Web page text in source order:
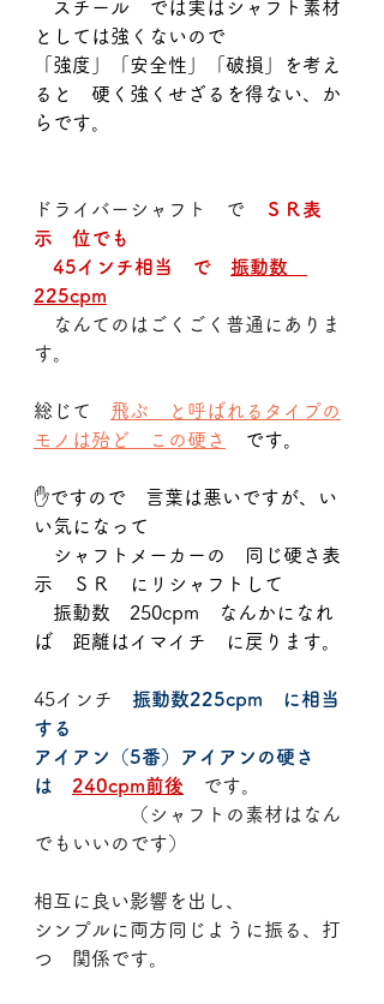
スチール　では実はシャフト素材
としては強くないので
「強度」「安全性」「破損」を考え
ると　硬く強くせざるを得ない、か
らです。
ドライバーシャフト　で
ＳＲ表
示　位でも
45インチ相当　で 振動数
225cpm
なんてのはごくごく普通にありま
す。
総じて 飛ぶ　と呼ばれるタイプの
モノは殆ど　この硬さ
です。
✋ですので　言葉は悪いですが、い
い気になって
シャフトメーカーの　同じ硬さ表
示　ＳＲ　にリシャフトして
振動数　250cpm　なんかになれ
ば　距離はイマイチ　に戻ります。
45インチ 振動数225cpm　に相当
する
アイアン（5番）アイアンの硬さ
は 240cpm前後 です。
（シャフトの素材はなん
でもいいのです）
相互に良い影響を出し、
シンプルに両方同じように振る、打
つ　関係です。